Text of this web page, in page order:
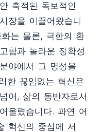
축적된 독보적인
장을 이끌어왔습니
는 물론, 극한의 환
함과 놀라운 정확성
야에서 그 명성을
한 끊임없는 혁신은
어, 삶의 동반자로서
올렸습니다. 과연 어
혁신의 중심에 서